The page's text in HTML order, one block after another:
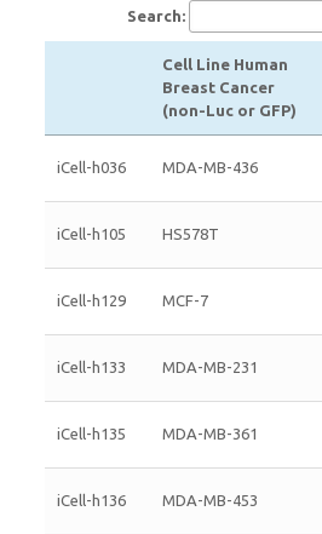
Search:
Cell Line Human
Breast Cancer
(non-Luc or GFP)
iCell-h036 MDA-MB-436
iCell-h105 HS578T
iCell-h129 MCF-7
iCell-h133 MDA-MB-231
iCell-h135 MDA-MB-361
iCell-h136 MDA-MB-453